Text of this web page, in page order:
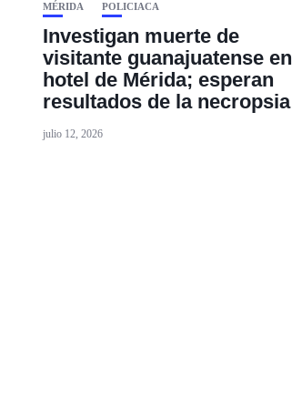
MÉRIDA POLICIACA
Investigan muerte de
visitante guanajuatense en
hotel de Mérida; esperan
resultados de la necropsia
julio 12, 2026